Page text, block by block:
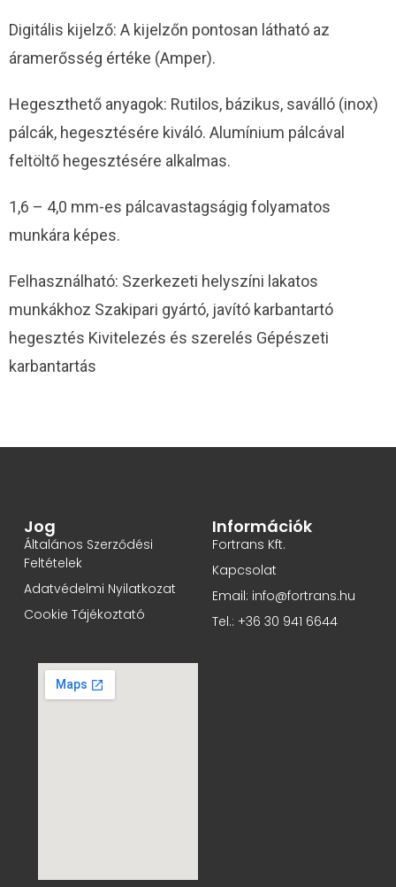
Digitális kijelző: A kijelzőn pontosan látható az
áramerősség értéke (Amper).
Hegeszthető anyagok: Rutilos, bázikus, saválló (inox)
pálcák, hegesztésére kiváló. Alumínium pálcával
feltöltő hegesztésére alkalmas.
1,6 – 4,0 mm-es pálcavastagságig folyamatos
munkára képes.
Felhasználható: Szerkezeti helyszíni lakatos
munkákhoz Szakipari gyártó, javító karbantartó
hegesztés Kivitelezés és szerelés Gépészeti
karbantartás
Jog
Általános Szerződési
Feltételek
Adatvédelmi Nyilatkozat
Cookie Tájékoztató
Információk
Fortrans Kft.
Kapcsolat
Email: info@fortrans.hu
Tel.: +36 30 941 6644